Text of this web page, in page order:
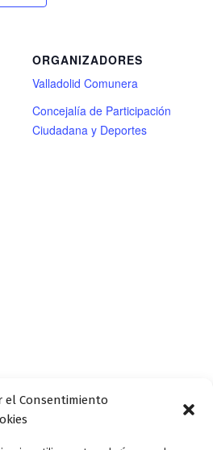
el Consentimiento
ORGANIZADORES
Valladolid Comunera
Concejalía de Participación
Ciudadana y Deportes